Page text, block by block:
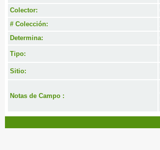
Colector:
# Colección:
Determina:
Tipo:
Sitio:
Notas de Campo :